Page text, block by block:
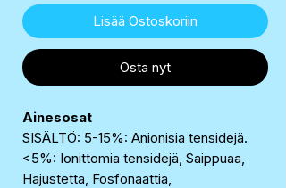
Lisää Ostoskoriin
Osta nyt
Ainesosat
SISÄLTÖ: 5-15%: Anionisia tensidejä.
<5%: Ionittomia tensidejä, Saippuaa,
Hajustetta, Fosfonaattia,